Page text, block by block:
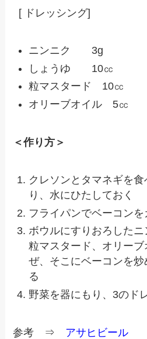
[ ドレッシング]
ニンニク 3g
しょうゆ 10㏄
粒マスタード 10㏄
オリーブオイル 5㏄
＜作り方＞
クレソンとタマネギを
り、水にひたしておく
フライパンでベーコンを
ボウルにすりおろしたニ
粒マスタード、オリー
ぜ、そこにベーコンを炒
る
野菜を器にもり、3のド
参考 ⇒ アサヒビール